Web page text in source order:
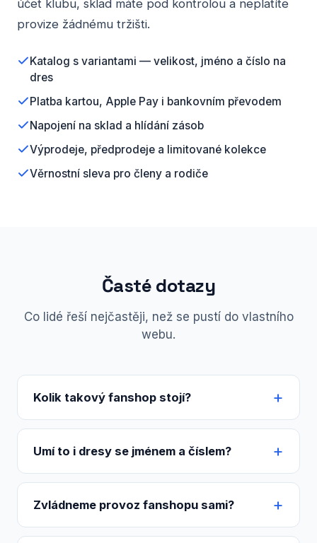
účet klubu, sklad máte pod kontrolou a neplatíte
provize žádnému tržišti.
Katalog s variantami — velikost, jméno a číslo na
dres
Platba kartou, Apple Pay i bankovním převodem
Napojení na sklad a hlídání zásob
Výprodeje, předprodeje a limitované kolekce
Věrnostní sleva pro členy a rodiče
Časté dotazy
Co lidé řeší nejčastěji, než se pustí do vlastního
webu.
Kolik takový fanshop stojí?
Umí to i dresy se jménem a číslem?
Zvládneme provoz fanshopu sami?